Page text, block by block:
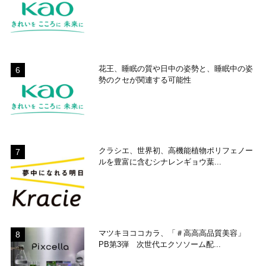
花王、睡眠の質や日中の姿勢と、睡眠中の姿
勢のクセが関連する可能性
クラシエ、世界初、高機能植物ポリフェノー
ルを豊富に含むシナレンギョウ葉...
マツキヨココカラ、「＃高高高品質美容」
PB第3弾 次世代エクソソーム配...